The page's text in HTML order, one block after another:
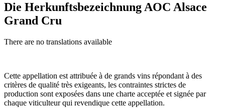
Die Herkunftsbezeichnung AOC Alsace
Grand Cru
There are no translations available
Cette appellation est attribuée à de grands vins répondant à des
critères de qualité très exigeants, les contraintes strictes de
production sont exposées dans une charte acceptée et signée par
chaque viticulteur qui revendique cette appellation.